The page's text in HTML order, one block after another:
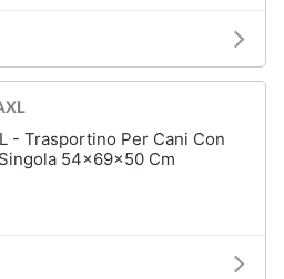
- Trasportino Per Cani Con
54x69x50 Cm